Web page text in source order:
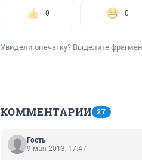
0 0
Увидели опечатку? Выделите
КОММЕНТАРИИ 27
Гость
9 мая 2013, 17:47